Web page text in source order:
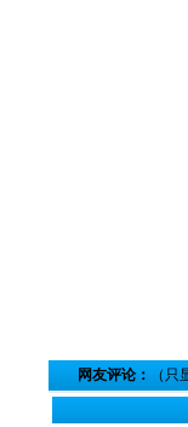
网友评论： （